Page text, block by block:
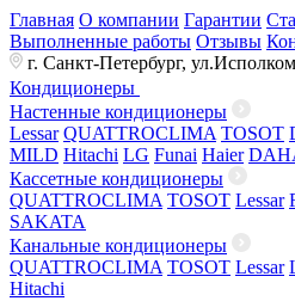
Главная О компании Гарантии
Выполненные работы Отзывы
г. Санкт-Петербург,
Кондиционеры
Настенные кондиционеры
Lessar QUATTROCLIMA TOSOT
MILD Hitachi LG Funai Haier
Кассетные кондиционеры
QUATTROCLIMA TOSOT Lessar
SAKATA
Канальные кондиционеры
QUATTROCLIMA TOSOT Lessar
Hitachi